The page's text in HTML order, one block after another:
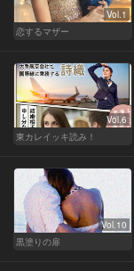
Vol.1
恋するマザー
Vol.6
東カレイッキ読み！
Vol.10
黒塗りの扉